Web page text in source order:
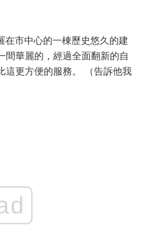
在市中心的一棟歷史悠久的建
間華麗的，經過全面翻新的自
這更方便的服務。 （告訴他我